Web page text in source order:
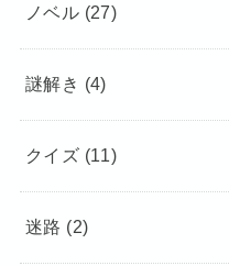
ノベル (27)
謎解き (4)
クイズ (11)
迷路 (2)